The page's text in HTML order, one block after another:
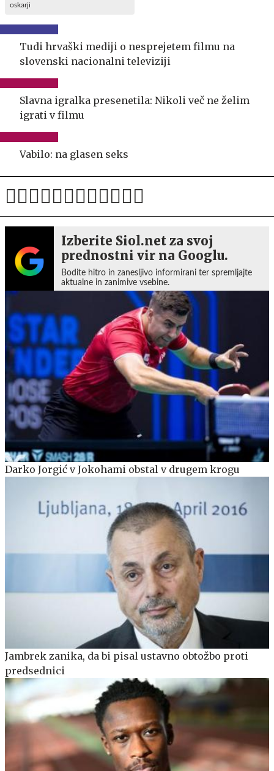
oskarji
Tudi hrvaški mediji o nesprejetem filmu na
slovenski nacionalni televiziji
Slavna igralka presenetila: Nikoli več ne želim
igrati v filmu
Vabilo: na glasen seks
Izberite Siol.net za svoj
prednostni vir na Googlu.
Bodite hitro in zanesljivo informirani ter spremljajte
aktualne in zanimive vsebine.
Darko Jorgić v Jokohami obstal v drugem krogu
Jambrek zanika, da bi pisal ustavno obtožbo proti
predsednici